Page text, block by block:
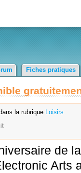
Fiches pratiques
la rubrique Loisirs
de
Arts